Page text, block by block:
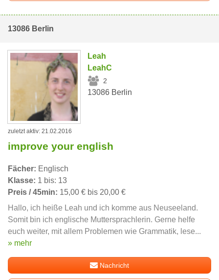
13086 Berlin
Leah
LeahC
2
13086 Berlin
zuletzt aktiv: 21.02.2016
improve your english
Fächer: Englisch
Klasse: 1 bis: 13
Preis / 45min: 15,00 € bis 20,00 €
Hallo, ich heiße Leah und ich komme aus Neuseeland.
Somit bin ich englische Muttersprachlerin. Gerne helfe
euch weiter, mit allem Problemen wie Grammatik, lese...
» mehr
Nachricht